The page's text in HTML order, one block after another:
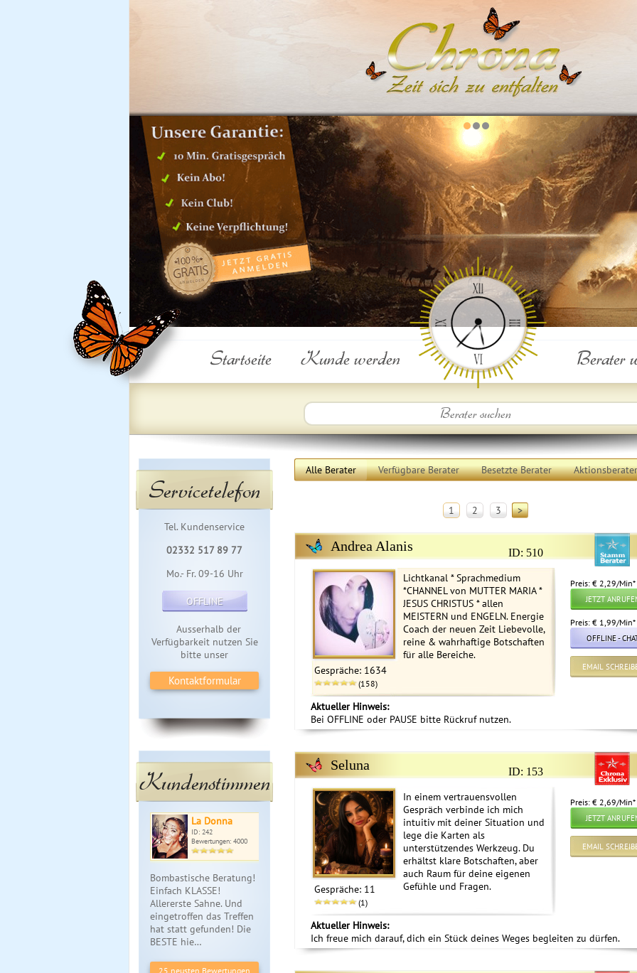
Startseite Kunde werden Berater
Servicetelefon
Tel. Kundenservice
02332 517 89 77
Mo.- Fr. 09-16 Uhr
OFFLINE
Ausserhalb der
Verfügbarkeit nutzen Sie
bitte unser
Kontaktformular
Kundenstimmen
La Donna
ID: 242
Bewertungen: 4000
Bombastische Beratung!
Einfach KLASSE!
Allererste Sahne. Und
eingetroffen das Treffen
hat statt gefunden! Die
BESTE hie…
25 neusten Bewertungen
Alle Berater Verfügbare Berater Besetzte Berater Aktionsberater
1 2 3 >
Andrea Alanis ID: 510
Lichtkanal * Sprachmedium
*CHANNEL von MUTTER MARIA *
JESUS CHRISTUS * allen
MEISTERN und ENGELN. Energie
Coach der neuen Zeit Liebevolle,
reine & wahrhaftige Botschaften
für alle Bereiche.
Gespräche: 1634
(158)
Preis: € 2,29/Min*
JETZT
Preis: € 1,99/Min*
OFFLINE -
EMAIL
Aktueller Hinweis:
Bei OFFLINE oder PAUSE bitte Rückruf nutzen.
Seluna ID: 153
In einem vertrauensvollen
Gespräch verbinde ich mich
intuitiv mit deiner Situation und
lege die Karten als
unterstützendes Werkzeug. Du
erhältst klare Botschaften, aber
auch Raum für deine eigenen
Gefühle und Fragen.
Gespräche: 11
(1)
Preis: € 2,69/Min*
JETZT
EMAIL
Aktueller Hinweis:
Ich freue mich darauf, dich ein Stück deines Weges begleiten zu dürfen.